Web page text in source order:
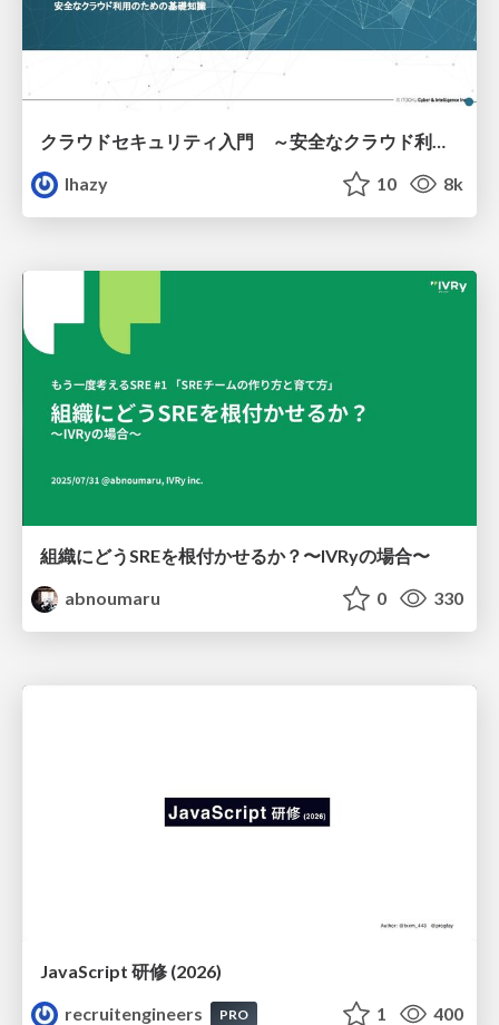
クラウドセキュリティ入門 ～安全なクラウド利用のための基礎知識～
lhazy
10 8k
組織にどうSREを根付かせるか？〜IVRyの場合〜
abnoumaru
0 330
JavaScript 研修 (2026)
recruitengineers
PRO 1 400